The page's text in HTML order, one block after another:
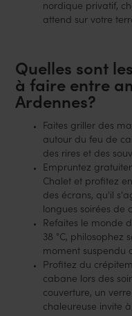
nordique privatif,
attend sur votre
Quelles sont
à faire entre
Ardennes?
Faites griller des
autour du feu de
des rires et des
Empruntez
Chalet et profitez
des écrans, qu'il
longues soirées de
Refaites le monde
38 °C, philosophez
moment suspendu
Profitez du
cabane lors des
couverture, un
chaleureuse invite